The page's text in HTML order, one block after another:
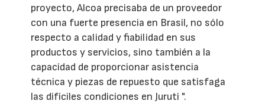
proyecto, Alcoa precisaba de un proveedor
con una fuerte presencia en Brasil, no sólo
respecto a calidad y fiabilidad en sus
productos y servicios, sino también a la
capacidad de proporcionar asistencia
técnica y piezas de repuesto que satisfaga
las difíciles condiciones en Juruti ".